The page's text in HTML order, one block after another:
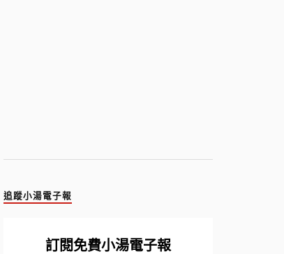
追蹤小湯電子報
訂閱免費小湯電子報